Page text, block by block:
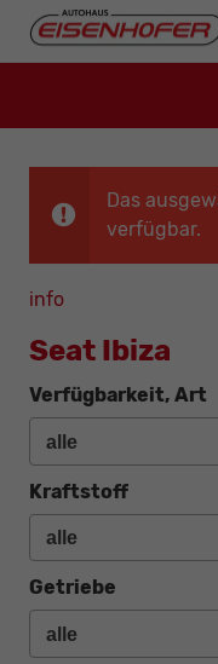
Das
verfügbar.
info
Seat Ibiza
Verfügbarkeit, Art
Kraftstoff
Getriebe